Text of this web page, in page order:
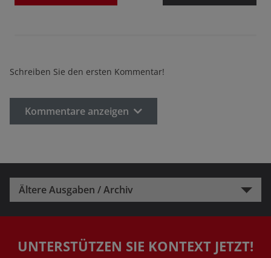
Schreiben Sie den ersten Kommentar!
Kommentare anzeigen
Ältere Ausgaben / Archiv
UNTERSTÜTZEN SIE KONTEXT JETZT!